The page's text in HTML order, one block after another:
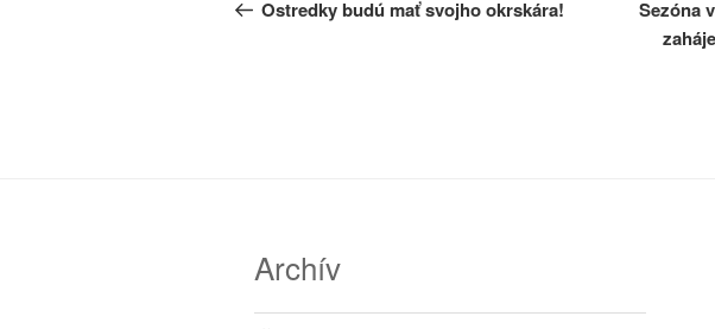
Ostredky budú mať svojho okrskára!
Sezóna
Archív